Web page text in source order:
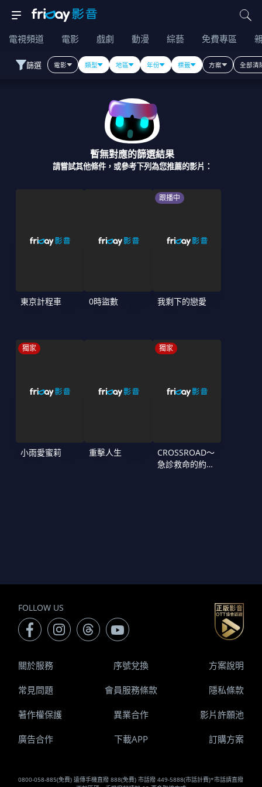
電視頻道 電影 戲劇 動漫 綜藝 免費專區
篩選 電影 類型 地區 年份 標籤 方案 全部清
暫無對應的篩選結果
請嘗試其他條件，或參考下列為您推薦的影片：
東京計程車 0時盜數
跟播中
我剩下的戀愛
獨家
小雨愛蜜莉 重擊人生
獨家
CROSSROAD～
急診救命的約定
FOLLOW US
0800-058-885(免費) 遠傳手機直撥 888(免費) 市話撥 449-5888(市話計費)*市話請直撥
關於服務 序號兌換 方案說明
常見問題 會員服務條款 隱私條款
著作權保護 異業合作 影片許願池
廣告合作 下載APP 訂購方案